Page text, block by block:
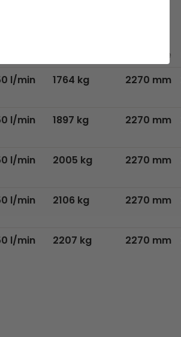
Kranhöhe
l/min 1764 kg 2270 mm
l/min 1897 kg 2270 mm
l/min 2005 kg 2270 mm
l/min 2106 kg 2270 mm
l/min 2207 kg 2270 mm